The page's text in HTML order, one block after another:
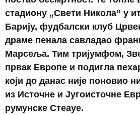
стадиону „Свети Никола” у
Барију, фудбалски клуб
драме пенала савладао
Марсеља. Тим тријумфом,
првак Европе и подигла
који до данас није поновио
из Источне и Југоисточне
румунске Стеауе.